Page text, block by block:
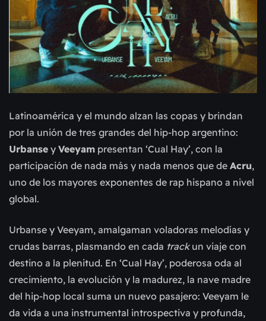
Latinoamérica y el mundo alzan las copas y brindan
por la unión de tres grandes del hip-hop argentino:
Urbanse y Veeyam presentan ‘Cual Hay’, con la
participación de nada más y nada menos que de Acru,
uno de los mayores exponentes de rap hispano a nivel
global.
Urbanse y Veeyam, amalgaman voladoras melodías y
crudas barras, plasmando en cada trackun viaje con
destino a la plenitud. En ‘Cual Hay’, poderosa oda al
crecimiento, la evolución y la madurez, la nave madre
del hip-hop local suma un nuevo pasajero: Veeyam le
da vida a una instrumental introspectiva y profunda,